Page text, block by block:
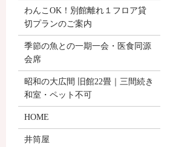
わんこOK！別館離れ１フロア貸
切プランのご案内
季節の魚との一期一会・医食同源
会席
昭和の大広間 旧館22畳｜三間続き
和室・ペット不可
HOME
井筒屋